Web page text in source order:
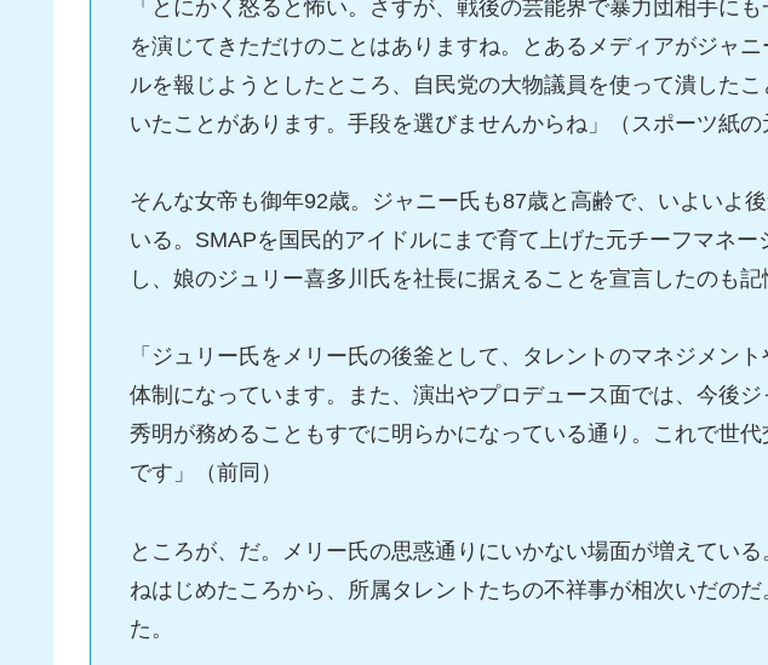
「とにかく怒ると怖い。さすが、戦後の芸能界で暴力団相手に
を演じてきただけのことはありますね。とあるメディアがジャ
ルを報じようとしたところ、自民党の大物議員を使って潰した
いたことがあります。手段を選びませんからね」（スポーツ紙の
そんな女帝も御年92歳。ジャニー氏も87歳と高齢で、いよいよ
いる。SMAPを国民的アイドルにまで育て上げた元チーフマネー
し、娘のジュリー喜多川氏を社長に据えることを宣言したのも記
「ジュリー氏をメリー氏の後釜として、タレントのマネジメン
体制になっています。また、演出やプロデュース面では、今後
秀明が務めることもすでに明らかになっている通り。これで世
です」（前同）
ところが、だ。メリー氏の思惑通りにいかない場面が増えてい
ねはじめたころから、所属タレントたちの不祥事が相次いだの
た。